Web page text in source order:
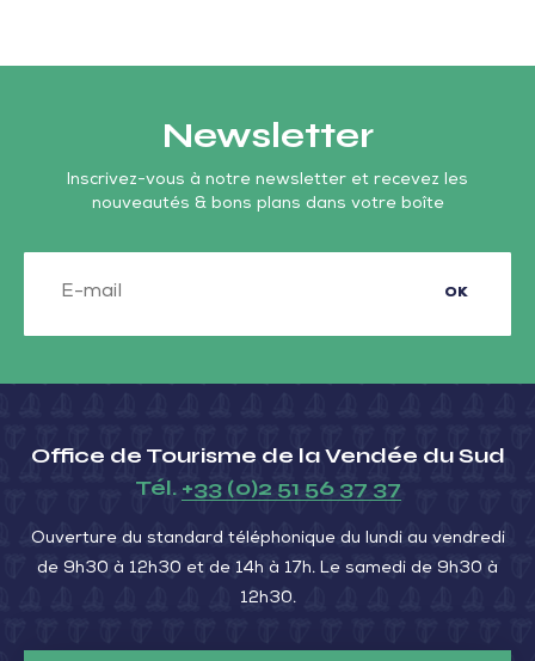
Newsletter
Inscrivez-vous à notre newsletter et recevez les
nouveautés & bons plans dans votre boîte
OK
Office de Tourisme de la Vendée du Sud
Tél. +33 (0)2 51 56 37 37
Ouverture du standard téléphonique du lundi au vendredi
de 9h30 à 12h30 et de 14h à 17h. Le samedi de 9h30 à
12h30.